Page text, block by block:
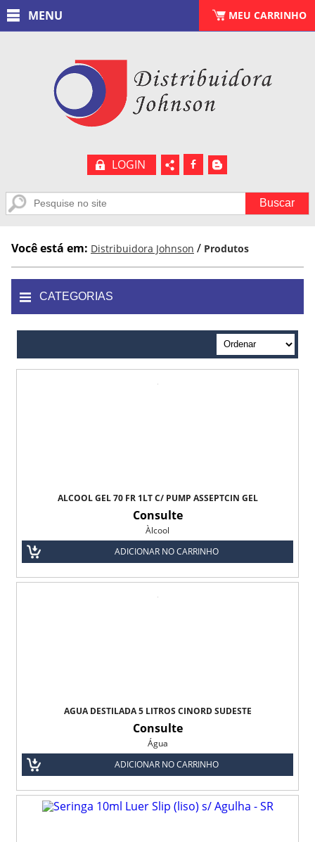
LOGIN b A
CARRINHO (0)
MENU MEU CARRINHO
Você está em: Distribuidora Johnson / Produtos
CATEGORIAS
Absorvente Geriátrico
Absorvente Geriátrico Masculino
Fios de Sutura
Fio de Linho
Fio de Nylon
ALCOOL GEL 70 FR 1LT C/ PUMP ASSEPTCIN GEL
Consulte
Àlcool
ADICIONAR NO CARRINHO
ÁGUA DESTILADA 5 LITROS CINORD SUDESTE
Consulte
Água
ADICIONAR NO CARRINHO